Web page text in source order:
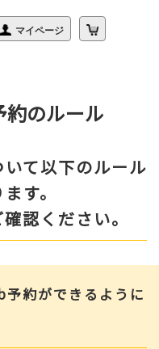
約のルール
て以下のルール
す。
認ください。
約ができるように